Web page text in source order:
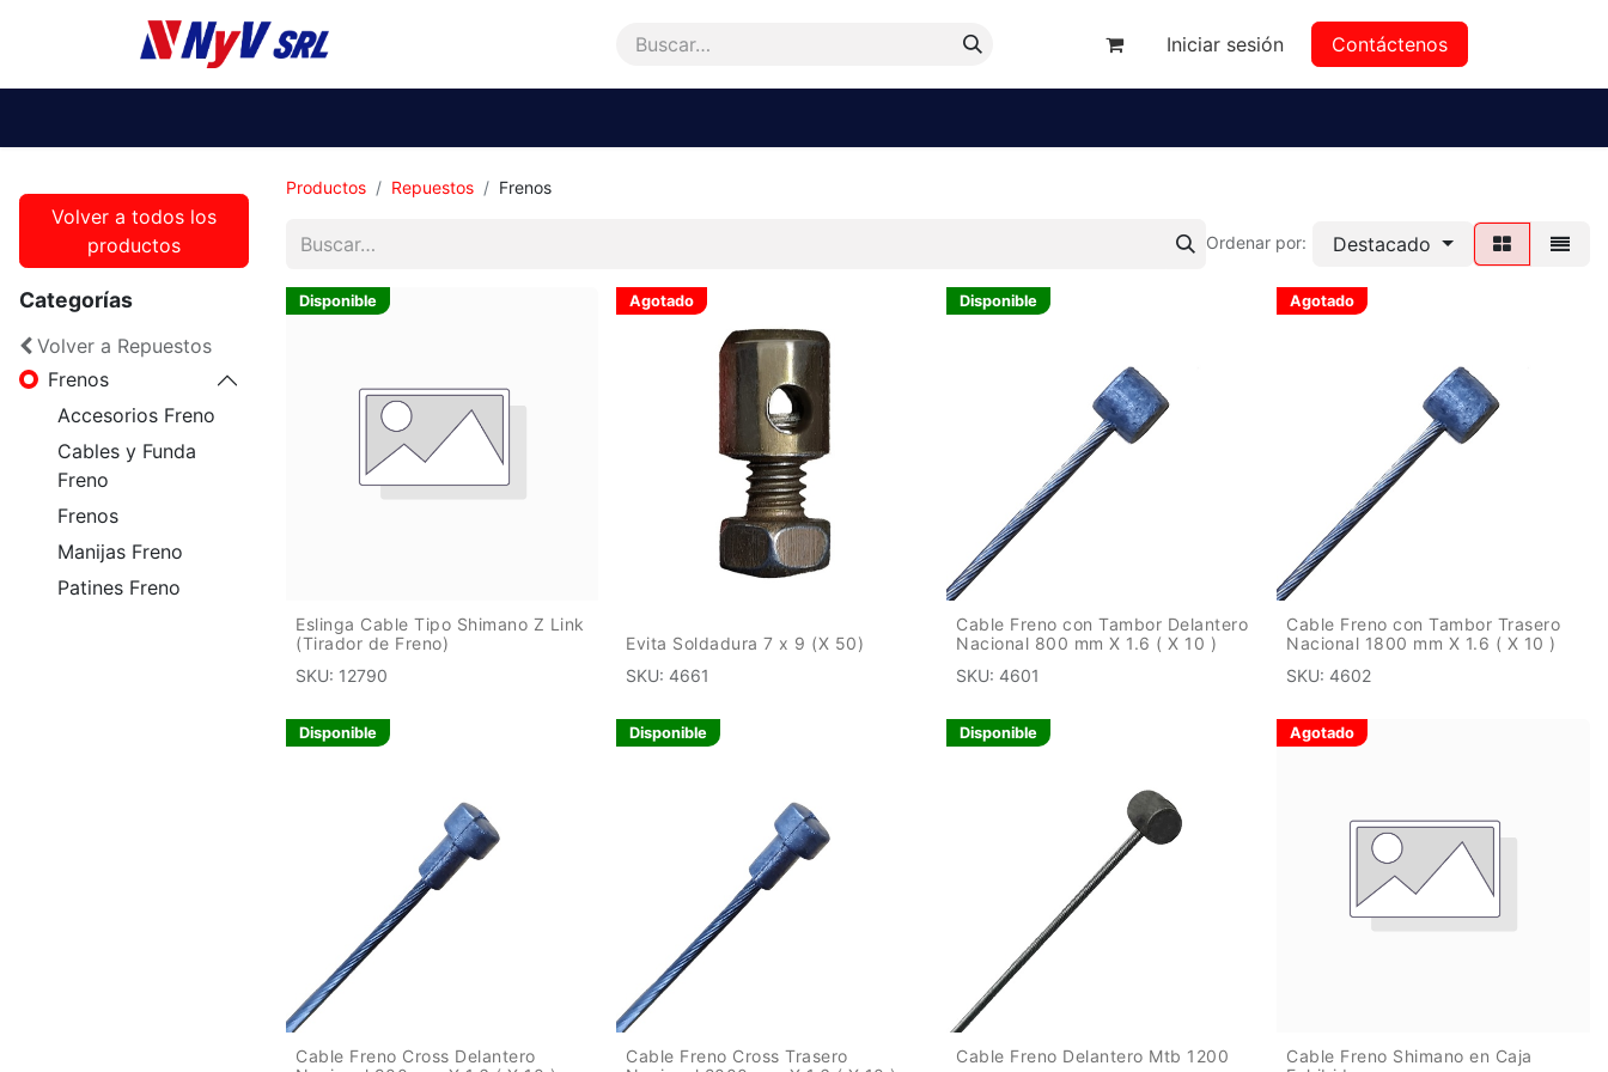
Iniciar sesión Contáctenos
Volver a todos los
productos
Categorías
Volver a Repuestos
Frenos
Accesorios Freno
Cables y Funda
Freno
Frenos
Manijas Freno
Patines Freno
Productos Repuestos Frenos
Ordenar por: Destacado
Disponible
Eslinga Cable Tipo Shimano Z Link
(Tirador de Freno)
SKU: 12790
Agotado
Evita Soldadura 7 x 9 (X 50)
SKU: 4661
Disponible
Cable Freno con Tambor Delantero
Nacional 800 mm X 1.6 ( X 10 )
SKU: 4601
Agotado
Cable Freno con Tambor Trasero
Nacional 1800 mm X 1.6 ( X 10 )
SKU: 4602
Disponible
Cable Freno Cross Delantero
Disponible
Cable Freno Cross Trasero
Disponible
Cable Freno Delantero Mtb 1200
Agotado
Cable Freno Shimano en Caja